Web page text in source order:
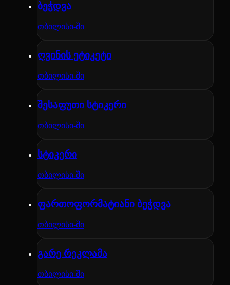
ბეჭდვა
თბილისი-ში
ღვინის ეტიკეტი
თბილისი-ში
შესაფუთი სტიკერი
თბილისი-ში
სტიკერი
თბილისი-ში
ფართოფორმატიანი ბეჭდვა
თბილისი-ში
გარე რეკლამა
თბილისი-ში